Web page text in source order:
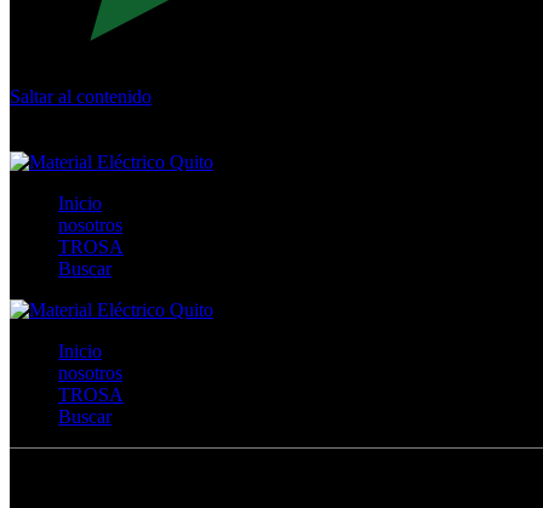
Saltar al contenido
Inicio
nosotros
TROSA
Buscar
Inicio
nosotros
TROSA
Buscar